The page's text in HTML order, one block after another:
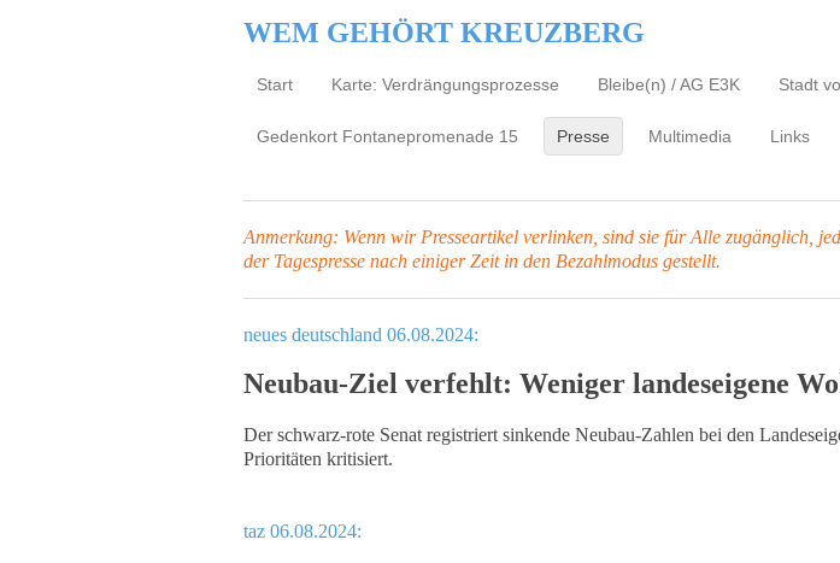
WEM GEHÖRT KREUZBERG
Start Karte: Verdrängungsprozesse Bleibe(n) / AG E3K Stadt
Gedenkort Fontanepromenade 15 Presse Multimedia Links
Anmerkung: Wenn wir Presseartikel verlinken, sind sie für Alle zugänglich,
der Tagespresse nach einiger Zeit in den Bezahlmodus gestellt.
neues deutschland 06.08.2024:
Neubau-Ziel verfehlt: Weniger landeseigene
Der schwarz-rote Senat registriert sinkende Neubau-Zahlen bei den
Prioritäten kritisiert.
taz 06.08.2024: